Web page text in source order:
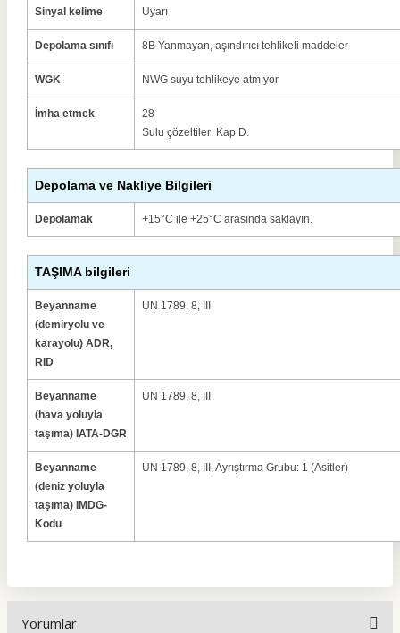
Sinyal kelime Uyarı
Depolama sınıfı 8B Yanmayan, aşındırıcı tehlikeli maddeler
WGK NWG suyu tehlikeye atmıyor
İmha etmek
28
Sulu çözeltiler: Kap D.
Depolama ve Nakliye Bilgileri
Depolamak +15°C ile +25°C arasında saklayın.
TAŞIMA bilgileri
Beyanname
(demiryolu ve
karayolu) ADR,
RID
UN 1789, 8, III
Beyanname
(hava yoluyla
taşıma) IATA-DGR
UN 1789, 8, III
Beyanname
(deniz yoluyla
taşıma) IMDG-
Kodu
UN 1789, 8, III, Ayrıştırma Grubu: 1 (Asitler)
Yorumlar